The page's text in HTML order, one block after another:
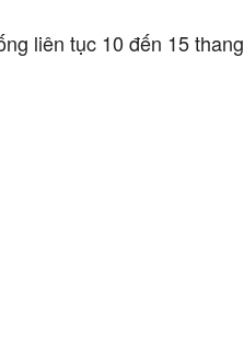
liên tục 10 đến 15 thang